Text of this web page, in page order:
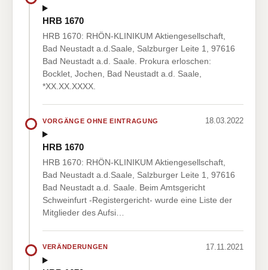
HRB 1670
HRB 1670: RHÖN-KLINIKUM Aktiengesellschaft,
Bad Neustadt a.d.Saale, Salzburger Leite 1, 97616
Bad Neustadt a.d. Saale. Prokura erloschen:
Bocklet, Jochen, Bad Neustadt a.d. Saale,
*XX.XX.XXXX.
VORGÄNGE OHNE EINTRAGUNG 18.03.2022
HRB 1670
HRB 1670: RHÖN-KLINIKUM Aktiengesellschaft,
Bad Neustadt a.d.Saale, Salzburger Leite 1, 97616
Bad Neustadt a.d. Saale. Beim Amtsgericht
Schweinfurt -Registergericht- wurde eine Liste der
Mitglieder des Aufsi…
VERÄNDERUNGEN 17.11.2021